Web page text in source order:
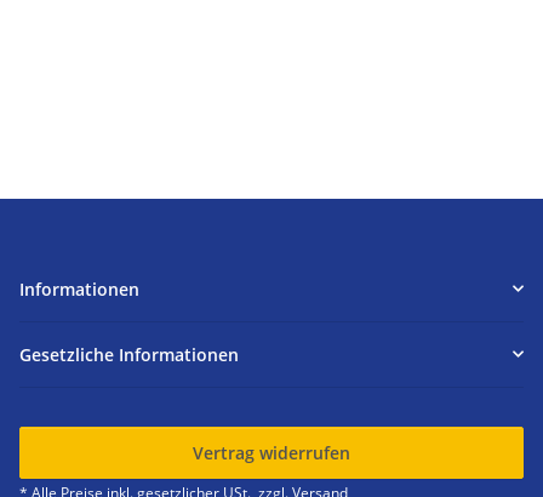
Informationen
Gesetzliche Informationen
Vertrag widerrufen
* Alle Preise inkl. gesetzlicher USt., zzgl. Versand